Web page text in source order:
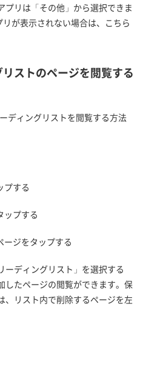
プリは「その他」から選択できま
が表示されない場合は、こちら
ストのページを閲覧する
ディングリストを閲覧する方法
プする
ップする
ジをタップする
ディングリスト」を選択する
したページの閲覧ができます。保
、リスト内で削除するページを左